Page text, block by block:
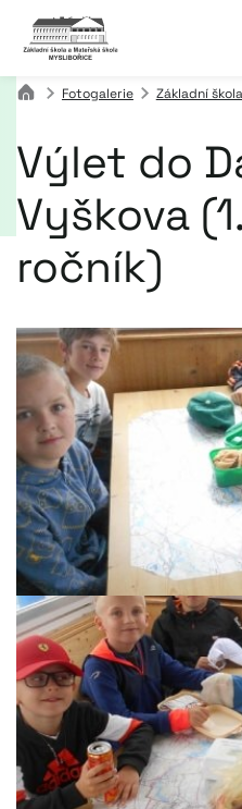
Fotogalerie Základní škola
Výlet do
Vyškova
ročník)